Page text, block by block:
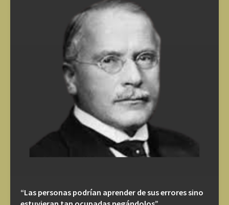
“Las personas podrían aprender de sus errores sino